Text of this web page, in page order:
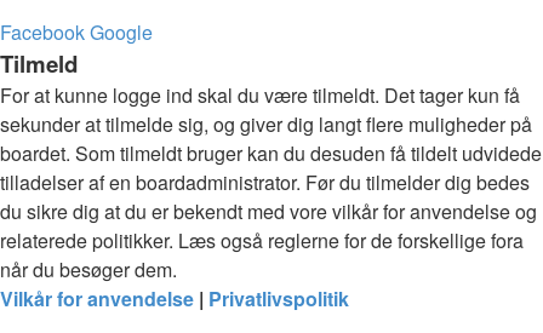
FacebookGoogle
Tilmeld
For at kunne logge ind skal du være tilmeldt. Det tager kun få
sekunder at tilmelde sig, og giver dig langt flere muligheder på
boardet. Som tilmeldt bruger kan du desuden få tildelt udvidede
tilladelser af en boardadministrator. Før du tilmelder dig bedes
du sikre dig at du er bekendt med vore vilkår for anvendelse og
relaterede politikker. Læs også reglerne for de forskellige fora
når du besøger dem.
Vilkår for anvendelse | Privatlivspolitik